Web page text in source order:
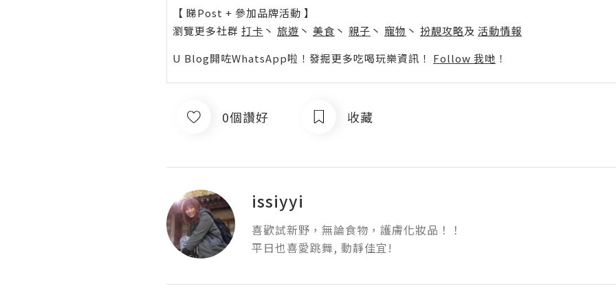
【 睇Post + 參加品牌活動 】
瀏覽更多社群 打卡 丶 旅遊 丶 美食 丶 親子 丶 寵物 丶 扮靚攻略及 活動情報
U Blog開咗WhatsApp啦！發掘更多吃喝玩樂資訊！ Follow 我哋 ！
0個讚好 收藏
issiyyi
喜歡試新野，無論食物，護膚化妝品！！
平日也喜愛跳舞, 動靜佳宜!